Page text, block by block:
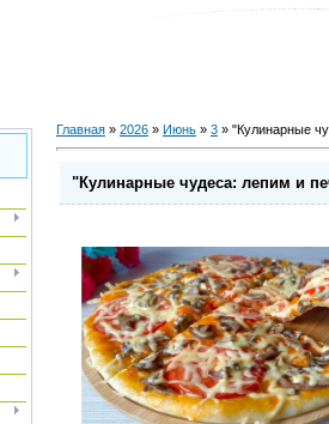
Главная » 2026 » Июнь » 3 » "Кулинарные
"Кулинарные чудеса: лепим и